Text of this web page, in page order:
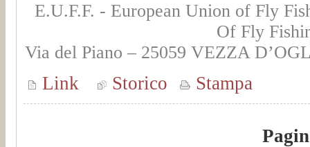
E.U.F.F. - European Union of Fly
Of Fly
Via del Piano – 25059 VEZZA
Link Storico Stampa